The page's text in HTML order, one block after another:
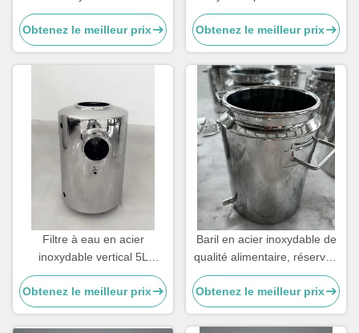
qualité alimentaire
personnalisé
Obtenez le meilleur prix
réservoir de stockage de lait
3 kg
Obtenez le meilleur prix
Filtre à eau en acier
inoxydable vertical 5L
séparateur d'eau de lait sur
mesure
Obtenez le meilleur prix
Baril en acier inoxydable de
qualité alimentaire, réservoir
vertical de stockage de lait
5L
Obtenez le meilleur prix